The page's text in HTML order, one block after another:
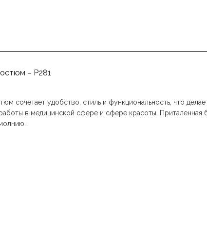
– P281
сочетает удобство, стиль и функциональность, что
в медицинской сфере и сфере красоты. Приталенная